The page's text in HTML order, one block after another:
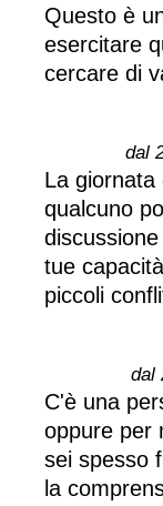
Questo è
esercitare
cercare di
dal
La giornata
qualcuno
tue
piccoli
dal
C'è una
oppure per
sei spesso
la